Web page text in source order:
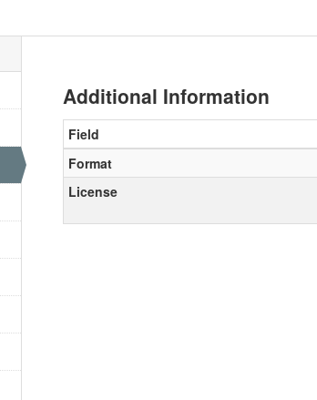
Additional Information
Field
Format
License